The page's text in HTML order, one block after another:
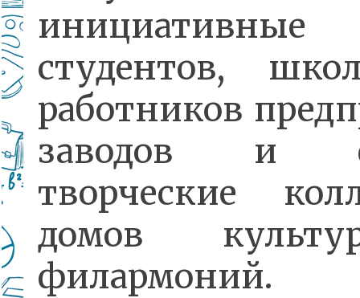
инициативные
студентов,
работников
заводов и
творческие
домов
филармоний.